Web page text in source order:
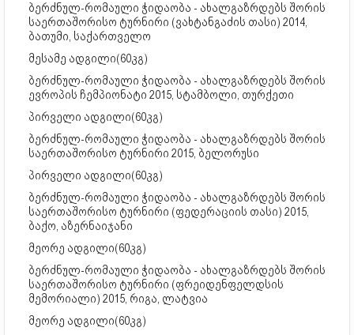
ბერძნულ-რომაული ჭიდაობა - ახალგაზრდებს შორის
საერთაშორისო ტურნირი (ვახტანგაძის თასი) 2014,
ბათუმი, საქართველო
მესამე ადგილი(60კგ)
ბერძნულ-რომაული ჭიდაობა - ახალგაზრდებს შორის
ევროპის ჩემპიონატი 2015, სტამბოლი, თურქეთი
პირველი ადგილი(60კგ)
ბერძნულ-რომაული ჭიდაობა - ახალგაზრდებს შორის
საერთაშორისო ტურნირი 2015, ბელორუსი
პირველი ადგილი(60კგ)
ბერძნულ-რომაული ჭიდაობა - ახალგაზრდებს შორის
საერთაშორისო ტურნირი (ფედერაციის თასი) 2015,
ბაქო, აზერნაიჯანი
მეორე ადგილი(60კგ)
ბერძნულ-რომაული ჭიდაობა - ახალგაზრდებს შორის
საერთაშორისო ტურნირი (ფრეიდენფელდსის
მემორიალი) 2015, რიგა, ლატვია
მეორე ადგილი(60კგ)